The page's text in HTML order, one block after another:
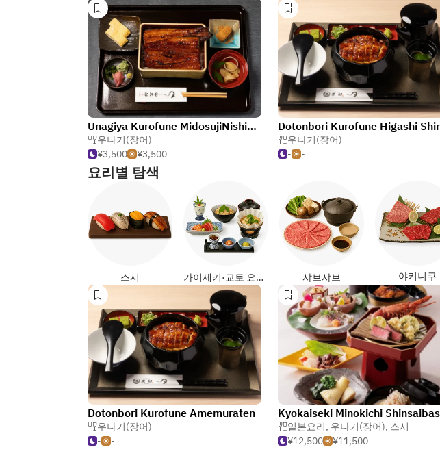
Unagiya Kurofune MidosujiNishishinsaibashi
우나기(장어)
¥3,500
¥3,500
우나기(장어)
-
-
요리별 탐색
스시 가이세키·교토 요리 (일식) 샤브샤브 야키니쿠
Dotonbori Kurofune Amemuraten
우나기(장어)
-
-
일본요리, 우나기(장어), 스시
¥12,500
¥11,500